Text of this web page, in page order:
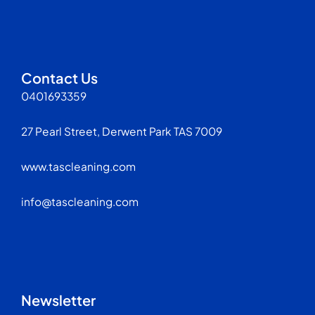
Contact Us
0401693359
27 Pearl Street, Derwent Park TAS 7009
www.tascleaning.com
info@tascleaning.com
Newsletter